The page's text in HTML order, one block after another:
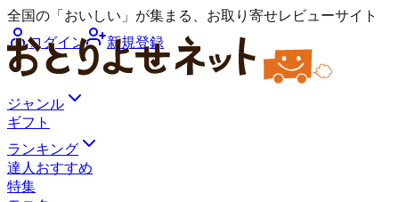
全国の「おいしい」が集まる、お取り寄せレビューサイト
ログイン
新規登録
ジャンル
ギフト
ランキング
達人おすすめ
特集